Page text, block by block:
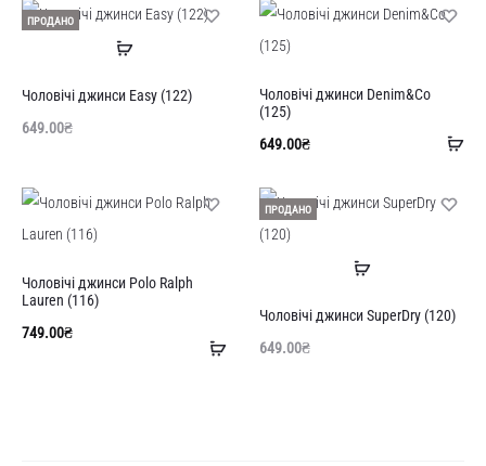
ПРОДАНО
Читати
Чоловічі джинси Easy (122)
649.00₴
Чоловічі джинси Denim&Co
(125)
649.00₴
Додати
Чоловічі джинси Polo Ralph
Lauren (116)
749.00₴
ПРОДАНО
Читати
Чоловічі джинси SuperDry (120)
649.00₴